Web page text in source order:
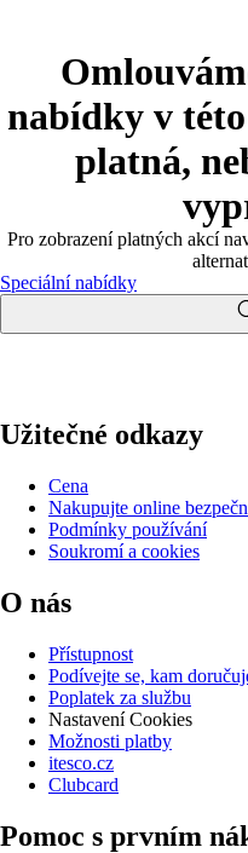
nabídky v
platná,
Pro zobrazení platných akcí
Speciální nabídky
Užitečné odkazy
Cena
Nakupujte online
Podmínky používání
Soukromí a cookies
O nás
Přístupnost
Podívejte se, kam
Poplatek za službu
Nastavení Cookies
Možnosti platby
itesco.cz
Clubcard
Pomoc s prvním